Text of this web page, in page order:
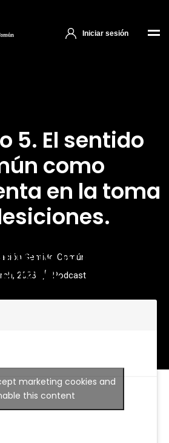
5. El sentido
como
en la toma
Sentido Común
2023
/ Podcast
ntend top
ahead.
marketing cookies and
this content
Iniciar sesión